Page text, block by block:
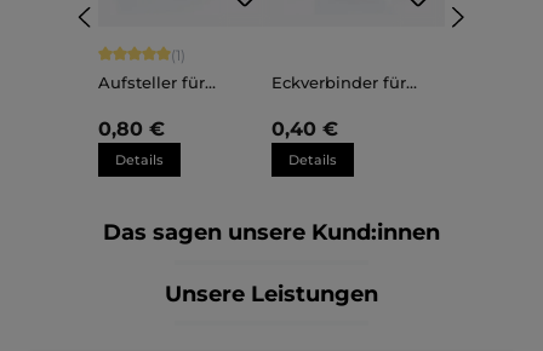
Durchschnittliche Bewertung von 5 von 5 Sternen
(1)
Aufsteller für
Sara
0,80 €
Details
Eckverbinder für
Sara
0,40 €
Details
Das sagen unsere Kund:innen
Unsere Leistungen